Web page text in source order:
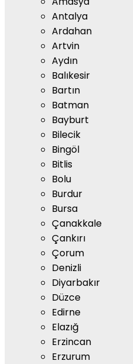
Antalya
Ardahan
Artvin
Aydın
Balıkesir
Bartın
Batman
Bayburt
Bilecik
Bingöl
Bitlis
Bolu
Burdur
Bursa
Çanakkale
Çankırı
Çorum
Denizli
Diyarbakır
Düzce
Edirne
Elazığ
Erzincan
Erzurum